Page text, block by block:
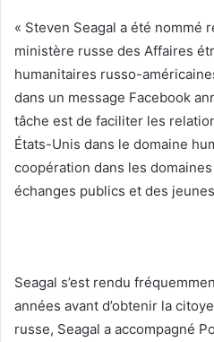
« Steven Seagal a été nommé
ministère russe des Affaires
humanitaires russo-
dans un message Facebook
tâche est de faciliter les
États-Unis dans le domaine
coopération dans les
échanges publics et des
Seagal s’est rendu
années avant d’obtenir la
russe, Seagal a accompagné